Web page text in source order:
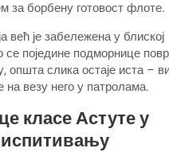
за борбену готовост флоте.
већ је забележена у блиској
поједине подморнице
општа слика остаје иста –
на везу него у патролама.
класе Астуте у